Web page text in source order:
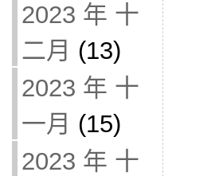
2023 年 十
二月 (13)
2023 年 十
一月 (15)
2023 年 十